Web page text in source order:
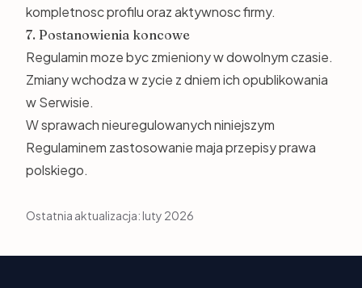
kompletnosc profilu oraz aktywnosc firmy.
7. Postanowienia koncowe
Regulamin moze byc zmieniony w dowolnym czasie.
Zmiany wchodza w zycie z dniem ich opublikowania
w Serwisie.
W sprawach nieuregulowanych niniejszym
Regulaminem zastosowanie maja przepisy prawa
polskiego.
Ostatnia aktualizacja: luty 2026